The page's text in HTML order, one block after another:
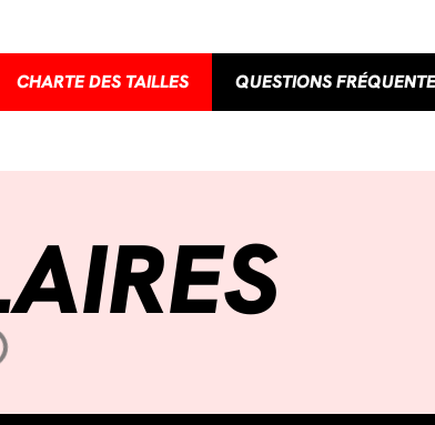
CHARTE DES TAILLES QUESTIONS